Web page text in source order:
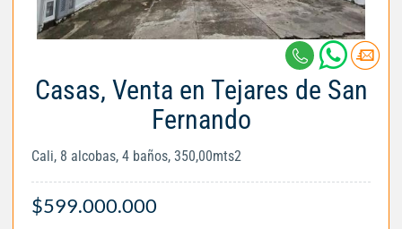
Casas, Venta en Tejares de San
Fernando
Cali, 8 alcobas, 4 baños, 350,00mts2
$599.000.000